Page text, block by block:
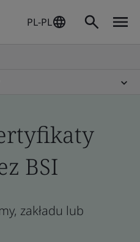
PL-PL
BSI
zakładu lub